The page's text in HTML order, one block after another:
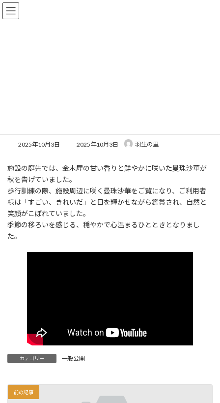
コ
ン
ナ
ビ
2025年10月3日
最
新
時
:
2025年10月3日 羽生の里
施設の庭先では、金木犀の甘い香りと鮮やかに咲いた曼珠沙華が
秋を告げていました。
歩行訓練の際、施設周辺に咲く曼珠沙華をご覧になり、ご利用者
様は「すごい、きれいだ」と目を輝かせながら鑑賞され、自然と
笑顔がこぼれていました。
季節の移ろいを感じる、穏やかで心温まるひとときとなりまし
た。
カテゴリー 一般公開
前の記事